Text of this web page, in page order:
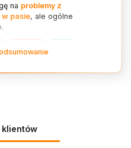
na problemy z
w pasie, ale ogólne
klientów